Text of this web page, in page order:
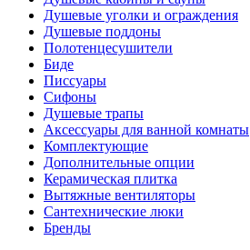
Душевые уголки и ограждения
Душевые поддоны
Полотенцесушители
Биде
Писсуары
Сифоны
Душевые трапы
Аксессуары для ванной комнаты
Комплектующие
Дополнительные опции
Керамическая плитка
Вытяжные вентиляторы
Сантехнические люки
Бренды